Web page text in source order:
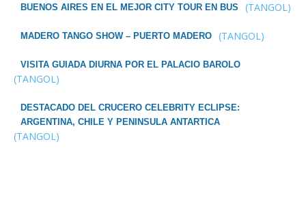
BUENOS AIRES EN EL MEJOR CITY TOUR EN BUS (TANGOL)
MADERO TANGO SHOW – PUERTO MADERO (TANGOL)
VISITA GUIADA DIURNA POR EL PALACIO BAROLO
(TANGOL)
DESTACADO DEL CRUCERO CELEBRITY ECLIPSE:
ARGENTINA, CHILE Y PENINSULA ANTARTICA
(TANGOL)